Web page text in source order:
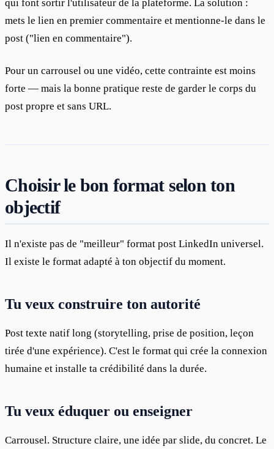
qui font sortir l'utilisateur de la plateforme. La solution :
mets le lien en premier commentaire et mentionne-le dans le
post ("lien en commentaire").
Pour un carrousel ou une vidéo, cette contrainte est moins
forte — mais la bonne pratique reste de garder le corps du
post propre et sans URL.
Choisir le bon format selon ton
objectif
Il n'existe pas de "meilleur" format post LinkedIn universel.
Il existe le format adapté à ton objectif du moment.
Tu veux construire ton autorité
Post texte natif long (storytelling, prise de position, leçon
tirée d'une expérience). C'est le format qui crée la connexion
humaine et installe ta crédibilité dans la durée.
Tu veux éduquer ou enseigner
Carrousel. Structure claire, une idée par slide, du concret. Le